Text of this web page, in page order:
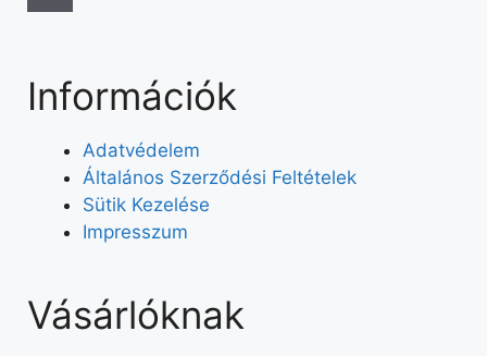
Információk
Adatvédelem
Általános Szerződési Feltételek
Sütik Kezelése
Impresszum
Vásárlóknak